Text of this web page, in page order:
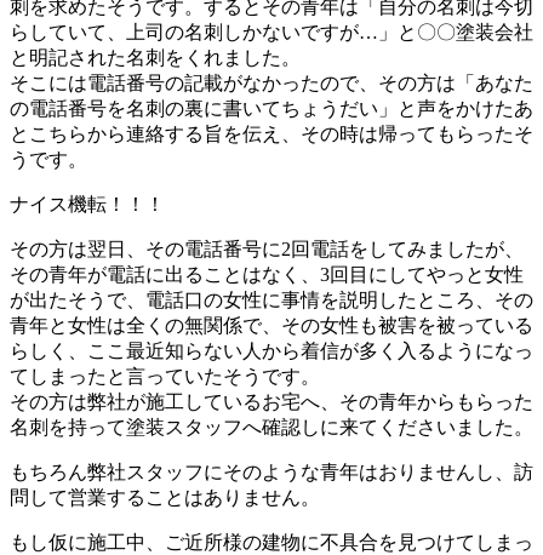
刺を求めたそうです。するとその青年は「自分の名刺は今切
らしていて、上司の名刺しかないですが…」と〇〇塗装会社
と明記された名刺をくれました。
そこには電話番号の記載がなかったので、その方は「あなた
の電話番号を名刺の裏に書いてちょうだい」と声をかけたあ
とこちらから連絡する旨を伝え、その時は帰ってもらったそ
うです。
ナイス機転！！！
その方は翌日、その電話番号に2回電話をしてみましたが、
その青年が電話に出ることはなく、3回目にしてやっと女性
が出たそうで、電話口の女性に事情を説明したところ、その
青年と女性は全くの無関係で、その女性も被害を被っている
らしく、ここ最近知らない人から着信が多く入るようになっ
てしまったと言っていたそうです。
その方は弊社が施工しているお宅へ、その青年からもらった
名刺を持って塗装スタッフへ確認しに来てくださいました。
もちろん弊社スタッフにそのような青年はおりませんし、訪
問して営業することはありません。
もし仮に施工中、ご近所様の建物に不具合を見つけてしまっ